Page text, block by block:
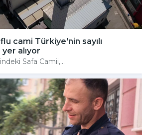
cami Türkiye'nin sayılı
alıyor
Safa Camii,...